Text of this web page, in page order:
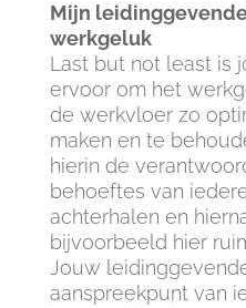
Mijn
werkgeluk
Last but not least is
ervoor om het
de werkvloer zo
maken en te
hierin de
behoeftes van
achterhalen en
bijvoorbeeld hier
Jouw
aanspreekpunt van